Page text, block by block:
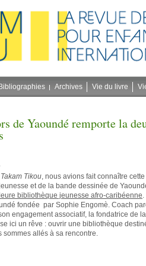
Bibliographies Archives Vie du livre
de Yaoundé remporte la
Takam Tikou, nous avions fait connaître
et de la bande dessinée de
bibliothèque jeunesse afro-caribéenne
fondée par Sophie Engomè. Coach
engagement associatif, la fondatrice de
ici un rêve : ouvrir une bibliothèque
sommes allés à sa rencontre.